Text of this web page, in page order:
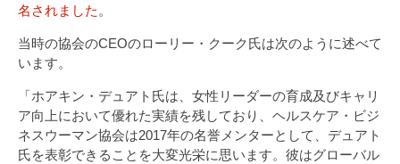
名されました。
当時の協会のCEOのローリー・クーク氏は次のように述べて
います。
「ホアキン・デュアト氏は、女性リーダーの育成及びキャリ
ア向上において優れた実績を残しており、ヘルスケア・ビジ
ネスウーマン協会は2017年の名誉メンターとして、デュアト
氏を表彰できることを大変光栄に思います。彼はグローバル